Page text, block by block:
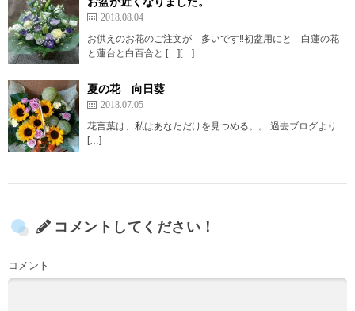
2018.08.04
お供えのお花のご注文が 多いです‼️初盆用にと 白蓮の花
と蓮台と白百合と […][…]
夏の花 向日葵
2018.07.05
花言葉は、私はあなただけを見つめる。。 過去ブログより
[…]
コメントしてください！
コメント